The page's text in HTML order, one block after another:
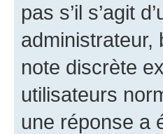
pas s’il s’agit
administrateur,
note discrète
utilisateurs
une réponse a